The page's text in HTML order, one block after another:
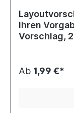
Ihren
Vorschlag,
Ab 1,99 €*